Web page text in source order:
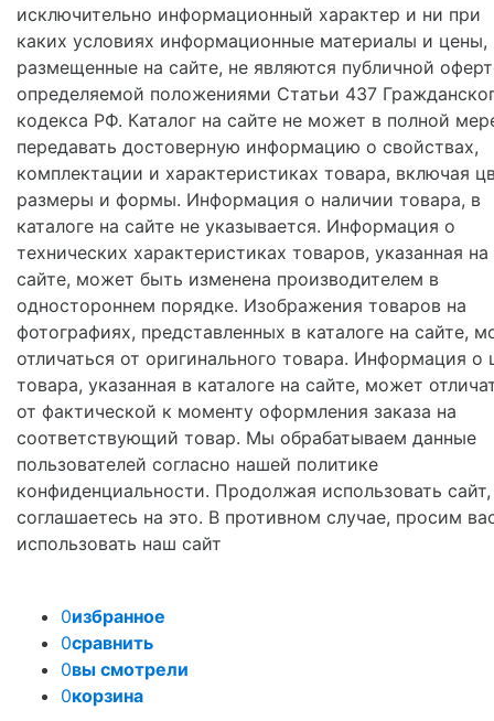
исключительно информационный характер и ни при
каких условиях информационные материалы и цены,
размещенные на сайте, не являются публичной
определяемой положениями Статьи 437
кодекса РФ. Каталог на сайте не может в полной
передавать достоверную информацию о свойствах,
комплектации и характеристиках товара, включая
размеры и формы. Информация о наличии товара, в
каталоге на сайте не указывается. Информация о
технических характеристиках товаров, указанная на
сайте, может быть изменена производителем в
одностороннем порядке. Изображения товаров на
фотографиях, представленных в каталоге на сайте,
отличаться от оригинального товара. Информация о
товара, указанная в каталоге на сайте, может
от фактической к моменту оформления заказа на
соответствующий товар. Мы обрабатываем данные
пользователей согласно нашей политике
конфиденциальности. Продолжая использовать
соглашаетесь на это. В противном случае, просим
использовать наш сайт
0избранное
0сравнить
0вы смотрели
0корзина